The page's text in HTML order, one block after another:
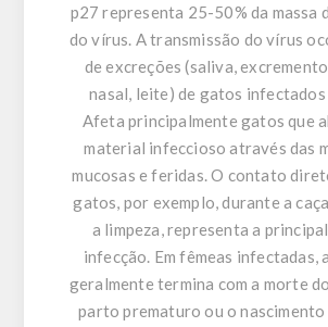
p27 representa 25-50% da massa
do vírus. A transmissão do vírus
de excreções (saliva,
nasal, leite) de gatos infectados
Afeta principalmente gatos que
material infeccioso através das
mucosas e feridas. O contato
gatos, por exemplo, durante a
a limpeza, representa a
infecção. Em fêmeas infectadas,
geralmente termina com a morte
parto prematuro ou o